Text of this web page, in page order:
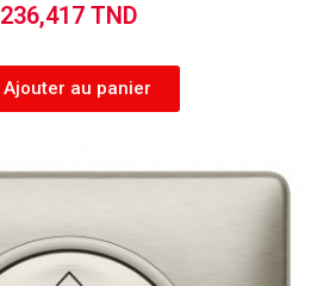
236,417 TND
Ajouter au panier